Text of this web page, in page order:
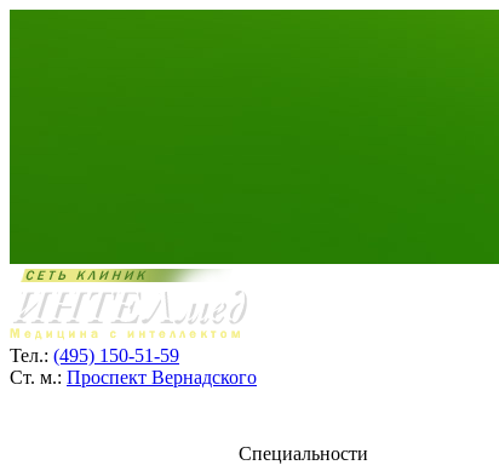
Тел.: (495) 150-51-59
Ст. м.: Проспект Вернадского
Специальности